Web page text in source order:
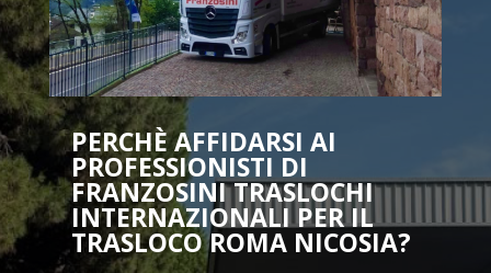
PERCHÈ AFFIDARSI AI
PROFESSIONISTI DI
FRANZOSINI TRASLOCHI
INTERNAZIONALI PER IL
TRASLOCO ROMA NICOSIA?